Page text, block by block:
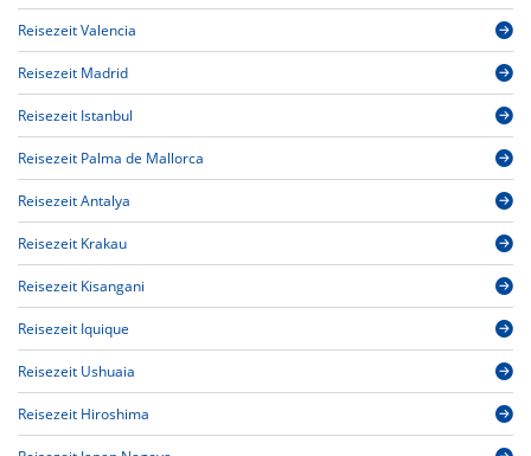
Reisezeit Valencia
Reisezeit Madrid
Reisezeit Istanbul
Reisezeit Palma de Mallorca
Reisezeit Antalya
Reisezeit Krakau
Reisezeit Kisangani
Reisezeit Iquique
Reisezeit Ushuaia
Reisezeit Hiroshima